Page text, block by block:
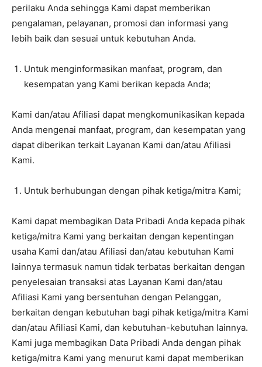
perilaku Anda sehingga Kami dapat memberikan
pengalaman, pelayanan, promosi dan informasi yang
lebih baik dan sesuai untuk kebutuhan Anda.
Untuk menginformasikan manfaat, program, dan
kesempatan yang Kami berikan kepada Anda;
Kami dan/atau Afiliasi dapat mengkomunikasikan kepada
Anda mengenai manfaat, program, dan kesempatan yang
dapat diberikan terkait Layanan Kami dan/atau Afiliasi
Kami.
Untuk berhubungan dengan pihak ketiga/mitra Kami;
Kami dapat membagikan Data Pribadi Anda kepada pihak
ketiga/mitra Kami yang berkaitan dengan kepentingan
usaha Kami dan/atau Afiliasi dan/atau kebutuhan Kami
lainnya termasuk namun tidak terbatas berkaitan dengan
penyelesaian transaksi atas Layanan Kami dan/atau
Afiliasi Kami yang bersentuhan dengan Pelanggan,
berkaitan dengan kebutuhan bagi pihak ketiga/mitra Kami
dan/atau Afiliasi Kami, dan kebutuhan-kebutuhan lainnya.
Kami juga membagikan Data Pribadi Anda dengan pihak
ketiga/mitra Kami yang menurut kami dapat memberikan